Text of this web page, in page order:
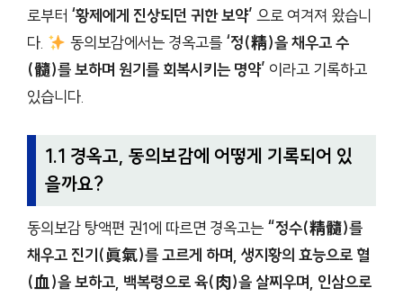
로부터 ‘황제에게 진상되던 귀한 보약’ 으로 여겨져 왔습니
다.
동의보감에서는 경옥고를 ‘정(精)을 채우고 수
(髓)를 보하며 원기를 회복시키는 명약’ 이라고 기록하고
있습니다.
1.1 경옥고, 동의보감에 어떻게 기록되어 있
을까요?
동의보감 탕액편 권1에 따르면 경옥고는 “정수(精髓)를
채우고 진기(眞氣)를 고르게 하며, 생지황의 효능으로 혈
(血)을 보하고, 백복령으로 육(肉)을 살찌우며, 인삼으로